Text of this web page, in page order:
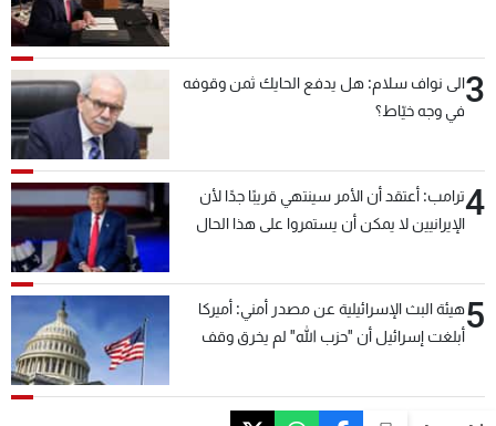
3الى نواف سلام: هل يدفع الحايك ثمن وقوفه
في وجه خيّاط؟
4ترامب: أعتقد أن الأمر سينتهي قريبًا جدًا لأن
الإيرانيين لا يمكن أن يستمروا على هذا الحال
5هيئة البث الإسرائيلية عن مصدر أمني: أميركا
أبلغت إسرائيل أن "حزب الله" لم يخرق وقف